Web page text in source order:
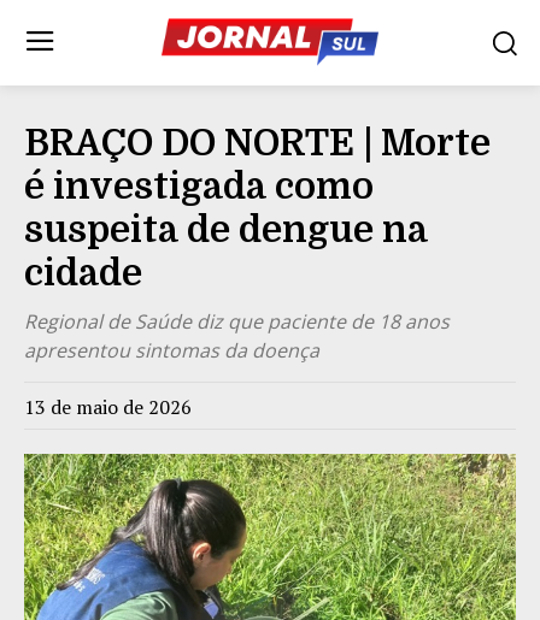
BRAÇO DO NORTE | Morte
é investigada como
suspeita de dengue na
cidade
Regional de Saúde diz que paciente de 18 anos
apresentou sintomas da doença
13 de maio de 2026